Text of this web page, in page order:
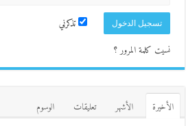
تذكرني
نسيت كلمة المرور ؟
الأخيرة الأشهر تعليقات
الوسوم